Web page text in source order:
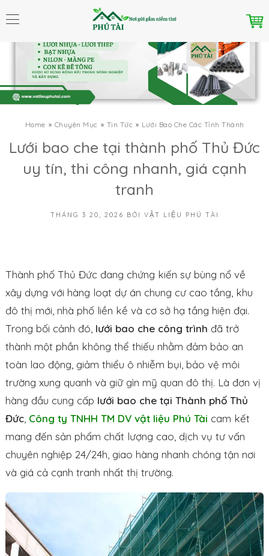
Home Chuyên Mục Tin Tức Lưới Bao Che Các Tỉnh Thành
Lưới bao che tại thành phố Thủ Đức
uy tín, thi công nhanh, giá cạnh
tranh
THÁNG 3 20, 2026 BỞI VẬT LIỆU PHÚ TÀI
Thành phố Thủ Đức đang chứng kiến sự bùng nổ về
xây dựng với hàng loạt dự án chung cư cao tầng, khu
đô thị mới, nhà phố liền kề và cơ sở hạ tầng hiện đại.
Trong bối cảnh đó, lưới bao che công trình đã trở
thành một phần không thể thiếu nhằm đảm bảo an
toàn lao động, giảm thiểu ô nhiễm bụi, bảo vệ môi
trường xung quanh và giữ gìn mỹ quan đô thị. Là đơn vị
hàng đầu cung cấp lưới bao che tại Thành phố Thủ
Đức Công ty TNHH TM DV vật liệu Phú Tài cam kết
mang đến sản phẩm chất lượng cao, dịch vụ tư vấn
chuyên nghiệp 24/24h, giao hàng nhanh chóng tận nơi
và giá cả cạnh tranh nhất thị trường.